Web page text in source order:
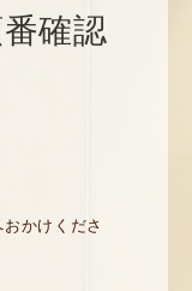
確認
おかけくださ